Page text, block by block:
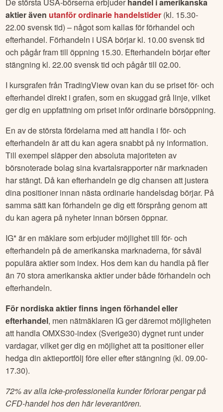
öppettider
De största USA-börserna erbjuderhandel i amerikanska
aktier ävenutanför ordinarie handelstider(kl. 15.30-
22.00 svensk tid) – något som kallas för förhandel och
och pågår fram till öppning 15.30. Efterhandeln börjar efter
stängning kl. 22.00 svensk tid och pågår till 02.00.
efterhandel direkt i grafen, som en skuggad grå linje, vilket
ger dig en uppfattning om priset inför ordinarie börsöppning.
En av de största fördelarna med att handla i för- och
efterhandeln är att du kan agera snabbt på ny information.
Till exempel släpper den absoluta majoriteten av
börsnoterade bolag sina kvartalsrapporter när marknaden
har stängt. Då kan efterhandeln ge dig chansen att justera
samma sätt kan förhandeln ge dig ett försprång genom att
du kan agera på nyheter innan börsen öppnar.
IG* är en mäklare som erbjuder möjlighet till för- och
efterhandeln på de amerikanska marknaderna, för såväl
än 70 stora amerikanska aktier under både förhandeln och
efterhandeln.
För nordiska aktier finns ingen förhandel eller
efterhandel, men nätmäklaren IG ger däremot möjligheten
att handla OMXS30-index (Sverige30) dygnet runt under
hedga din aktieportfölj före eller efter stängning (kl. 09.00-
17.30).